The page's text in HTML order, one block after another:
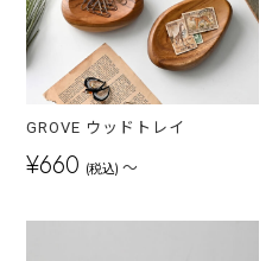
GROVE ウッドトレイ
¥660 (税込) ～